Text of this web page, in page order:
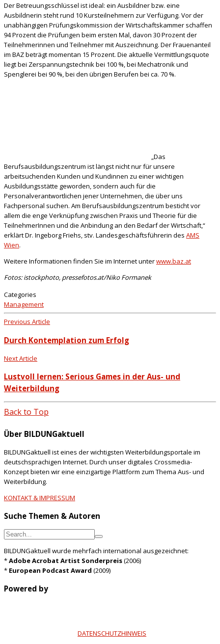
Der Betreuungsschlüssel ist ideal: ein Ausbildner bzw. eine
Ausbildnerin steht rund 10 Kursteilnehmern zur Verfügung. Vor der
unabhängigen Prüfungskommission der Wirtschaftskammer schaffen
94 Prozent die Prüfungen beim ersten Mal, davon 30 Prozent der
Teilnehmerinnen und Teilnehmer mit Auszeichnung. Der Frauenanteil
im BAZ beträgt momentan 15 Prozent. Die aktuelle Vermittlungsquote
liegt bei Zerspannungstechnik bei 100 %, bei Mechatronik und
Spenglerei bei 90 %, bei den übrigen Berufen bei ca. 70 %.
„Das
Berufsausbildungszentrum ist längst nicht nur für unsere
arbeitsuchenden Kunden und Kundinnen zu einer wichtigen
Ausbildungsstätte geworden, sondern auch für die
Personalverantwortlichen jener Unternehmen, die über uns
Fachpersonal suchen. Am Berufsausbildungszentrum besticht vor
allem die enge Verknüpfung zwischen Praxis und Theorie für die
TeilnehmerInnen und die Anbindung an den Bedarf der Wirtschaft,“
erklärt Dr. Ingeborg Friehs, stv. Landesgeschäftsführerin des AMS
Wien.
Weitere Informationen finden Sie im Internet unterwww.baz.at
Fotos: istockphoto, pressefotos.at/Niko Formanek
Categories
Management
Previous Article
Durch Kontemplation zum Erfolg
Next Article
Lustvoll lernen: Serious Games in der Aus- und
Weiterbildung
Back to Top
Über BILDUNGaktuell
BILDUNGaktuell ist eines der wichtigsten Weiterbildungsportale im
deutschsprachigen Internet. Durch unser digitales Crossmedia-
Konzept bieten wir eine einzigartige Plattform zum Thema Aus- und
Weiterbildung.
KONTAKT & IMPRESSUM
Suche Themen & Autoren
BILDUNGaktuell wurde mehrfach international ausgezeichnet:
*Adobe Acrobat Artist Sonderpreis(2006)
* European Podcast Award (2009)
Powered by
DATENSCHUTZHINWEIS